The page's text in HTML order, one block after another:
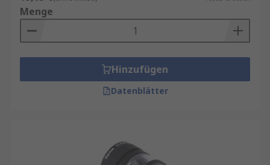
Menge
Hinzufügen
Datenblätter